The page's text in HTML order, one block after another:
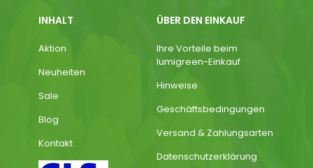
INHALT
Aktion
Neuheiten
Sale
Blog
Kontakt
ÜBER DEN EINKAUF
Ihre Vorteile beim
lumigreen-Einkauf
Hinweise
Geschäftsbedingungen
Versand & Zahlungsarten
Datenschutzerklärung